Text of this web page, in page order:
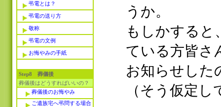
弔電とは？
弔電の送り方
敬称
弔電の文例
お悔やみの手紙
Step8 葬儀後
葬儀後はどうすればいいの？
葬儀後のお悔やみ
ご遺族宅へ弔問する場合
うか。
もしかすると
ている方皆さ
お知らせした
（そう仮定